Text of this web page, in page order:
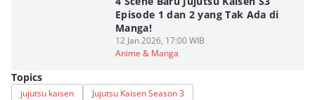
Episode 1 dan 2 yang Tak Ada di
Manga!
12 Jan 2026, 17:00 WIB
Anime & Manga
Topics
jujutsu kaisen
Jujutsu Kaisen Season 3